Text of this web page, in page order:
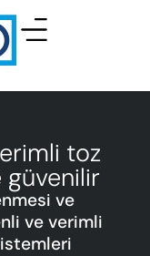
toz
ve
ve verimli